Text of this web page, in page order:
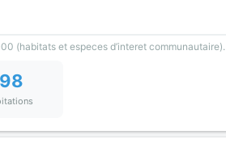
(habitats et especes d’interet communautaire).